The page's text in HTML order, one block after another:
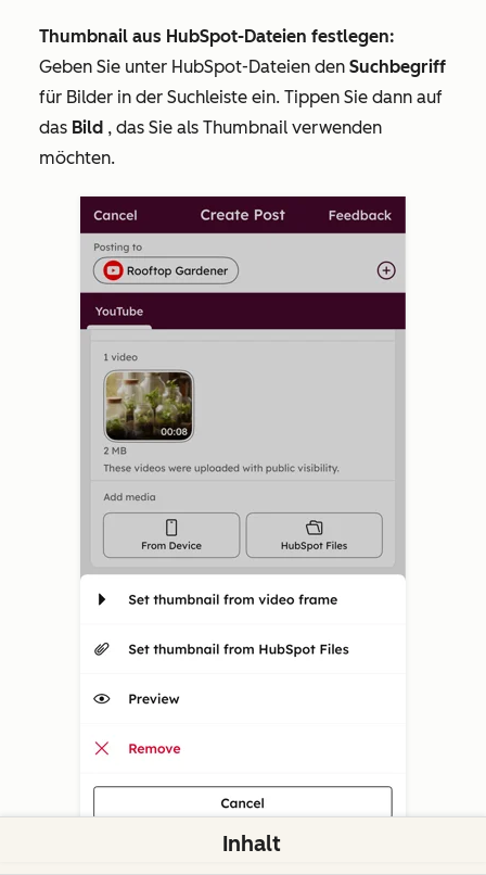
Thumbnail aus HubSpot-Dateien festlegen:
Geben Sie unter HubSpot-Dateien den Suchbegriff
für Bilder in der Suchleiste ein. Tippen Sie dann auf
das Bild , das Sie als Thumbnail verwenden
möchten.
Inhalt